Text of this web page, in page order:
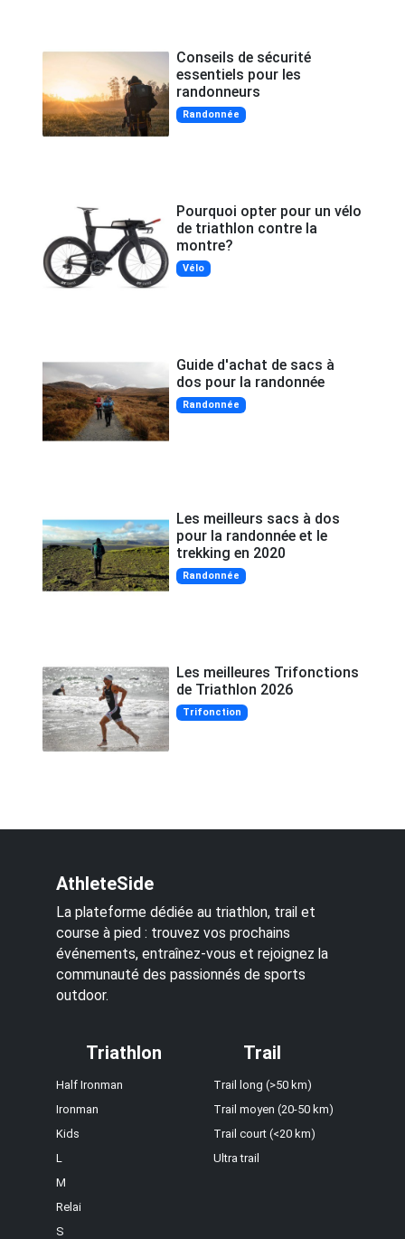
Conseils de sécurité
essentiels pour les
randonneurs
Randonnée
Pourquoi opter pour un vélo
de triathlon contre la
montre?
Vélo
Guide d'achat de sacs à
dos pour la randonnée
Randonnée
Les meilleurs sacs à dos
pour la randonnée et le
trekking en 2020
Randonnée
Les meilleures Trifonctions
de Triathlon 2026
Trifonction
AthleteSide
La plateforme dédiée au triathlon, trail et
course à pied : trouvez vos prochains
événements, entraînez-vous et rejoignez la
communauté des passionnés de sports
outdoor.
Triathlon
Half Ironman
Ironman
Kids
L
M
Relai
S
Trail
Trail long (>50 km)
Trail moyen (20-50 km)
Trail court (<20 km)
Ultra trail